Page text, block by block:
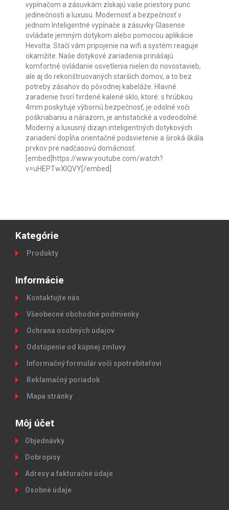
vypínačom a zásuvkám získajú vaše priestory punc
jedinečnosti a luxusu. Modernosť a bezpečnosť v
jednom Inteligentné vypínače a zásuvky Glasense
ovládate jemným dotykom alebo pomocou aplikácie
Hevolta. Stačí vám pripojenie na wifi a systém reaguje
okamžite. Naše dotykové zariadenia prinášajú
komfortné ovládanie osvetlenia nielen do novostavieb,
ale aj do rekonštruovaných starších domov, a to bez
potreby zásahov do pôvodnej kabeláže. Hlavné
zaradenie tvorí tvrdené kalené sklo, ktoré: s hrúbkou
4mm poskytuje výbornú bezpečnosť, je odolné voči
poškriabaniu a nárazom, je antistatické a vodeodolné.
Moderný a luxusný dizajn inteligentných dotykových
zariadení dopĺňa orientačné podsvietenie a široká škála
prvkov pre nadčasovú domácnosť.
[embed]https://www.youtube.com/watch?
v=uHEPTwXlQVY[/embed]
Kategórie
Produkty
Informácie
Kontaktujte nás
Všeobecné obchodné podmienky
Ochrana osobných údajov
Odstúpenie od kúpnej zmluvy
Informačný formulár voči spotrebiteľovi
Reklamačný poriadok
Mapa stránky
Môj účet
Objednávky
Dobropisy
Adresy a fakturačné údaje
Osobné údaje